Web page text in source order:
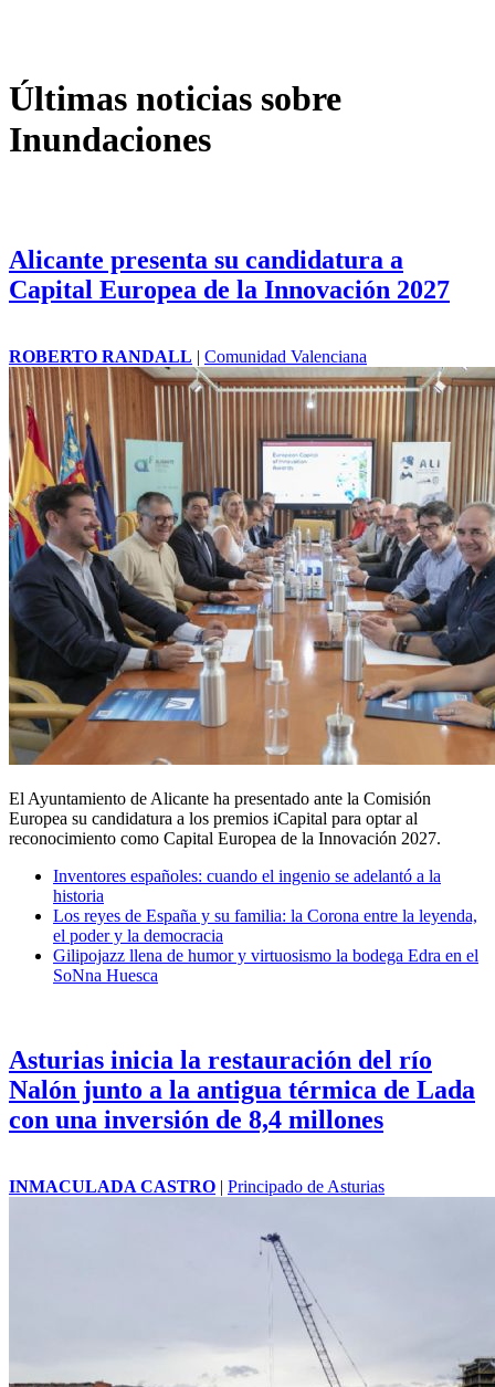
Últimas noticias sobre
Inundaciones
Alicante presenta su candidatura a
Capital Europea de la Innovación 2027
ROBERTO RANDALL | Comunidad Valenciana
El Ayuntamiento de Alicante ha presentado ante la Comisión
Europea su candidatura a los premios iCapital para optar al
reconocimiento como Capital Europea de la Innovación 2027.
Inventores españoles: cuando el ingenio se adelantó a la
historia
Los reyes de España y su familia: la Corona entre la leyenda,
el poder y la democracia
Gilipojazz llena de humor y virtuosismo la bodega Edra en el
SoNna Huesca
Asturias inicia la restauración del río
Nalón junto a la antigua térmica de Lada
con una inversión de 8,4 millones
INMACULADA CASTRO | Principado de Asturias